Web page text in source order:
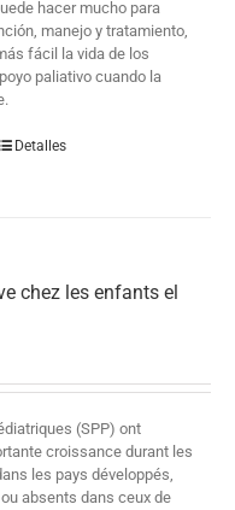
hacer mucho para
manejo y tratamiento,
fácil la vida de los
paliativo cuando la
Detalles
chez les enfants el
(SPP) ont
croissance durant les
les pays développés,
absents dans ceux de